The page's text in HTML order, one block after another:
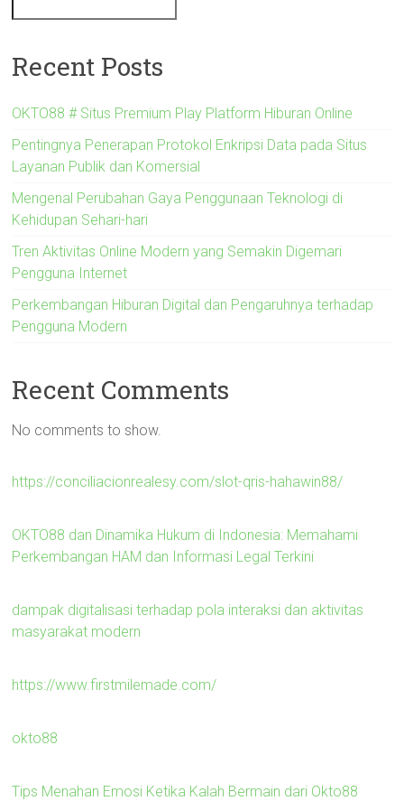
Recent Posts
OKTO88 # Situs Premium Play Platform Hiburan Online
Pentingnya Penerapan Protokol Enkripsi Data pada Situs
Layanan Publik dan Komersial
Mengenal Perubahan Gaya Penggunaan Teknologi di
Kehidupan Sehari-hari
Tren Aktivitas Online Modern yang Semakin Digemari
Pengguna Internet
Perkembangan Hiburan Digital dan Pengaruhnya terhadap
Pengguna Modern
Recent Comments
No comments to show.
https://conciliacionrealesy.com/slot-qris-hahawin88/
OKTO88 dan Dinamika Hukum di Indonesia: Memahami
Perkembangan HAM dan Informasi Legal Terkini
dampak digitalisasi terhadap pola interaksi dan aktivitas
masyarakat modern
https://www.firstmilemade.com/
okto88
Tips Menahan Emosi Ketika Kalah Bermain dari Okto88